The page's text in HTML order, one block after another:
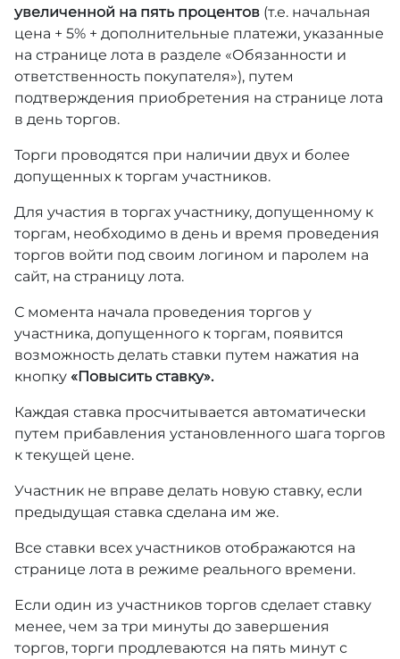
увеличенной на пять процентов (т.е. начальная
цена + 5% + дополнительные платежи, указанные
на странице лота в разделе «Обязанности и
ответственность покупателя»), путем
подтверждения приобретения на странице лота
в день торгов.
Торги проводятся при наличии двух и более
допущенных к торгам участников.
Для участия в торгах участнику, допущенному к
торгам, необходимо в день и время проведения
торгов войти под своим логином и паролем на
сайт, на страницу лота.
С момента начала проведения торгов у
участника, допущенного к торгам, появится
возможность делать ставки путем нажатия на
кнопку «Повысить ставку».
Каждая ставка просчитывается автоматически
путем прибавления установленного шага торгов
к текущей цене.
Участник не вправе делать новую ставку, если
предыдущая ставка сделана им же.
Все ставки всех участников отображаются на
странице лота в режиме реального времени.
Если один из участников торгов сделает ставку
менее, чем за три минуты до завершения
торгов, торги продлеваются на пять минут с